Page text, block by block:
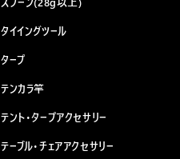
タイイングツール
タープ
テンカラ竿
テント・タープアクセサリー
テーブル・チェアアクセサリー